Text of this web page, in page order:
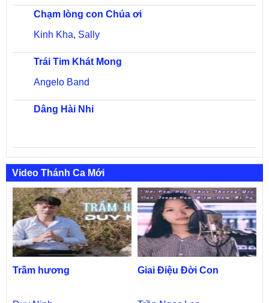
Chạm lòng con Chúa ơi
Kinh Kha, Sally
Trái Tim Khát Mong
Angelo Band
Dâng Hài Nhi
Video Thánh Ca Mới
Trầm hương Giai Điệu Đời Con